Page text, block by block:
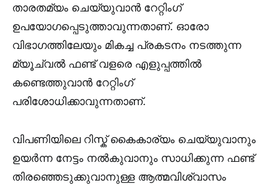
താരതമ്യം ചെയ്യുവാൻ റേറ്റിംഗ്
ഉപയോഗപ്പെടുത്താവുന്നതാണ്. ഓരോ
വിഭാഗത്തിലേയും മികച്ച പ്രകടനം നടത്തുന്ന
മ്യൂച്വൽ ഫണ്ട് വളരെ എളുപ്പത്തിൽ
കണ്ടെത്തുവാൻ റേറ്റിംഗ്
പരിശോധിക്കാവുന്നതാണ്.
വിപണിയിലെ റിസ്ക് കൈകാര്യം ചെയ്യുവാനും
ഉയർന്ന നേട്ടം നൽകുവാനും സാധിക്കുന്ന ഫണ്ട്
തിരഞ്ഞെടുക്കുവാനുള്ള ആത്മവിശ്വാസം